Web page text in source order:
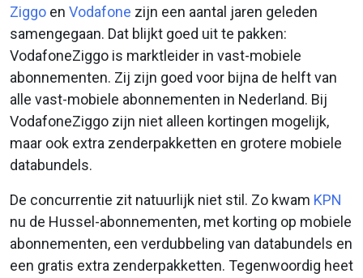
Ziggo en Vodafone zijn een aantal jaren geleden
samengegaan. Dat blijkt goed uit te pakken:
VodafoneZiggo is marktleider in vast-mobiele
abonnementen. Zij zijn goed voor bijna de helft van
alle vast-mobiele abonnementen in Nederland. Bij
VodafoneZiggo zijn niet alleen kortingen mogelijk,
maar ook extra zenderpakketten en grotere mobiele
databundels.
De concurrentie zit natuurlijk niet stil. Zo kwam KPN
nu de Hussel-abonnementen, met korting op mobiele
abonnementen, een verdubbeling van databundels en
een gratis extra zenderpakketten. Tegenwoordig heet